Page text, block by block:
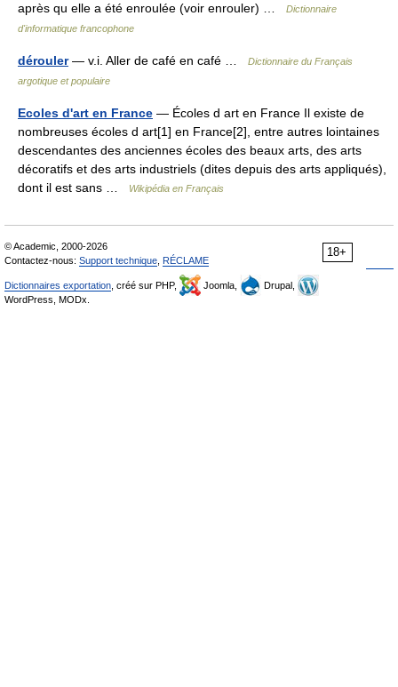
après qu elle a été enroulée (voir enrouler) …
Dictionnaire
d'informatique francophone
dérouler— v.i. Aller de café en café …
Dictionnaire du Français
argotique et populaire
Ecoles d'art en France — Écoles d art en France Il existe de
nombreuses écoles d art[1] en France[2], entre autres lointaines
descendantes des anciennes écoles des beaux arts, des arts
décoratifs et des arts industriels (dites depuis des arts appliqués),
dont il est sans …
Wikipédia en Français
18+
© Academic, 2000-2026
Contactez-nous: Support technique RÉCLAME
Dictionnaires exportation , créé sur PHP, Joomla,
Drupal,
WordPress, MODx.